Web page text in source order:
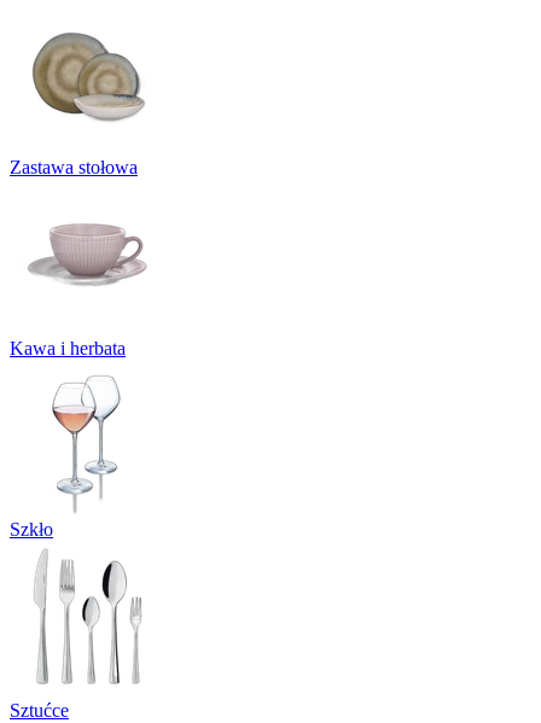
Zastawa stołowa
Kawa i herbata
Szkło
Sztućce